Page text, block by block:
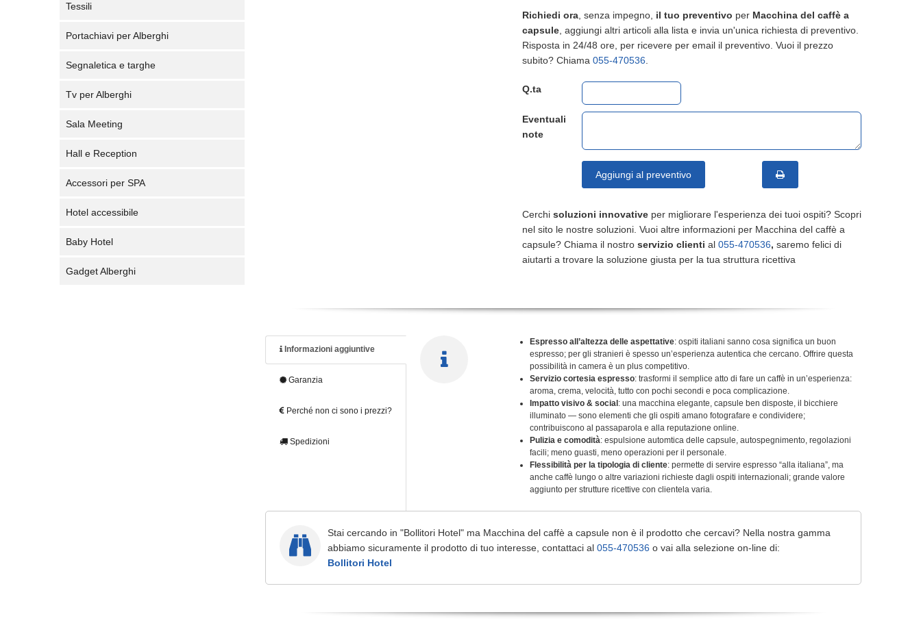
Tessili
Portachiavi per Alberghi
Segnaletica e targhe
Tv per Alberghi
Sala Meeting
Hall e Reception
Accessori per SPA
Hotel accessibile
Baby Hotel
Gadget Alberghi
Richiedi ora , senza impegno, il tuo preventivo per Macchina del caffè a
capsule , aggiungi altri articoli alla lista e invia un'unica richiesta di preventivo.
Risposta in 24/48 ore, per ricevere per email il preventivo. Vuoi il prezzo
subito? Chiama 055-470536
Q.ta
Eventuali
note
Aggiungi al preventivo
Cerchi soluzioni innovative per migliorare l'esperienza dei tuoi ospiti? Scopri
nel sito le nostre soluzioni. Vuoi altre informazioni per Macchina del caffè a
capsule? Chiama il nostro servizio clienti al 055-470536, saremo felici di
aiutarti a trovare la soluzione giusta per la tua struttura ricettiva
Informazioni aggiuntive
Garanzia
Perché non ci sono i prezzi?
Spedizioni
Espresso all’altezza delle aspettative: ospiti italiani sanno cosa significa un buon
espresso; per gli stranieri è spesso un’esperienza autentica che cercano. Offrire questa
possibilità in camera è un plus competitivo.
Servizio cortesia espresso: trasformi il semplice atto di fare un caffè in un’esperienza:
aroma, crema, velocità, tutto con pochi secondi e poca complicazione.
Impatto visivo & social : una macchina elegante, capsule ben disposte, il bicchiere
illuminato — sono elementi che gli ospiti amano fotografare e condividere;
contribuiscono al passaparola e alla reputazione online.
Pulizia e comodità: espulsione automtica delle capsule, autospegnimento, regolazioni
facili; meno guasti, meno operazioni per il personale.
Flessibilità per la tipologia di cliente: permette di servire espresso “alla italiana”, ma
anche caffè lungo o altre variazioni richieste dagli ospiti internazionali; grande valore
aggiunto per strutture ricettive con clientela varia.
Stai cercando in "Bollitori Hotel" ma Macchina del caffè a capsule non è il prodotto che cercavi? Nella nostra gamma
abbiamo sicuramente il prodotto di tuo interesse, contattaci al 055-470536 o vai alla selezione on-line di:
Bollitori Hotel